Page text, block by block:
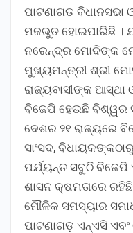
ପାଟଣାଗଡ
ମଜଭୁତ ହୋଇପାରିଛି ।
ନରେନ୍ଦ୍ର ମୋଦିଙ୍କ
ମୁଖ୍ୟମନ୍ତ୍ରୀ ଶ୍ରୀ
ରାଜ୍ୟବାସୀଙ୍କ ଆସ୍ଥା
ବିଜେପି ହେଉଛି ବିଶ୍ୱର
ଦେଶର ୨୧ ରାଜ୍ୟରେ
ସାଂସଦ,
ପର୍ଯ୍ୟନ୍ତ ସବୁଠି ବିଜେପି
ଶାସନ କ୍ଷମତାରେ
ମୌଳିକ ସମସ୍ୟାର
ପାଟଣାଗଡ଼ ଏନ୍‌ଏସି